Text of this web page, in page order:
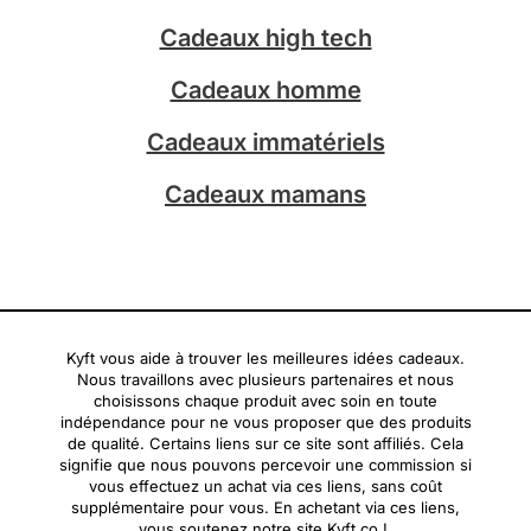
a
m
Cadeaux high tech
Cadeaux homme
Cadeaux immatériels
Cadeaux mamans
Kyft vous aide à trouver les meilleures idées cadeaux.
Nous travaillons avec plusieurs partenaires et nous
choisissons chaque produit avec soin en toute
indépendance pour ne vous proposer que des produits
de qualité. Certains liens sur ce site sont affiliés. Cela
signifie que nous pouvons percevoir une commission si
vous effectuez un achat via ces liens, sans coût
supplémentaire pour vous. En achetant via ces liens,